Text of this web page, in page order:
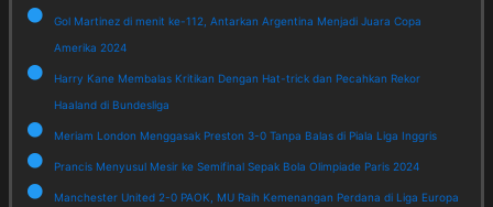
Gol Martinez di menit ke-112, Antarkan Argentina Menjadi Juara Copa
Amerika 2024
Harry Kane Membalas Kritikan Dengan Hat-trick dan Pecahkan Rekor
Haaland di Bundesliga
Meriam London Menggasak Preston 3-0 Tanpa Balas di Piala Liga Inggris
Prancis Menyusul Mesir ke Semifinal Sepak Bola Olimpiade Paris 2024
Manchester United 2-0 PAOK, MU Raih Kemenangan Perdana di Liga Europa